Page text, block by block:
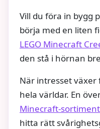
Vill du föra in bygg
börja med en liten
LEGO Minecraft
den stå i hörnan
När intresset
hela världar. En
Minecraft‑sortiment
hitta rätt